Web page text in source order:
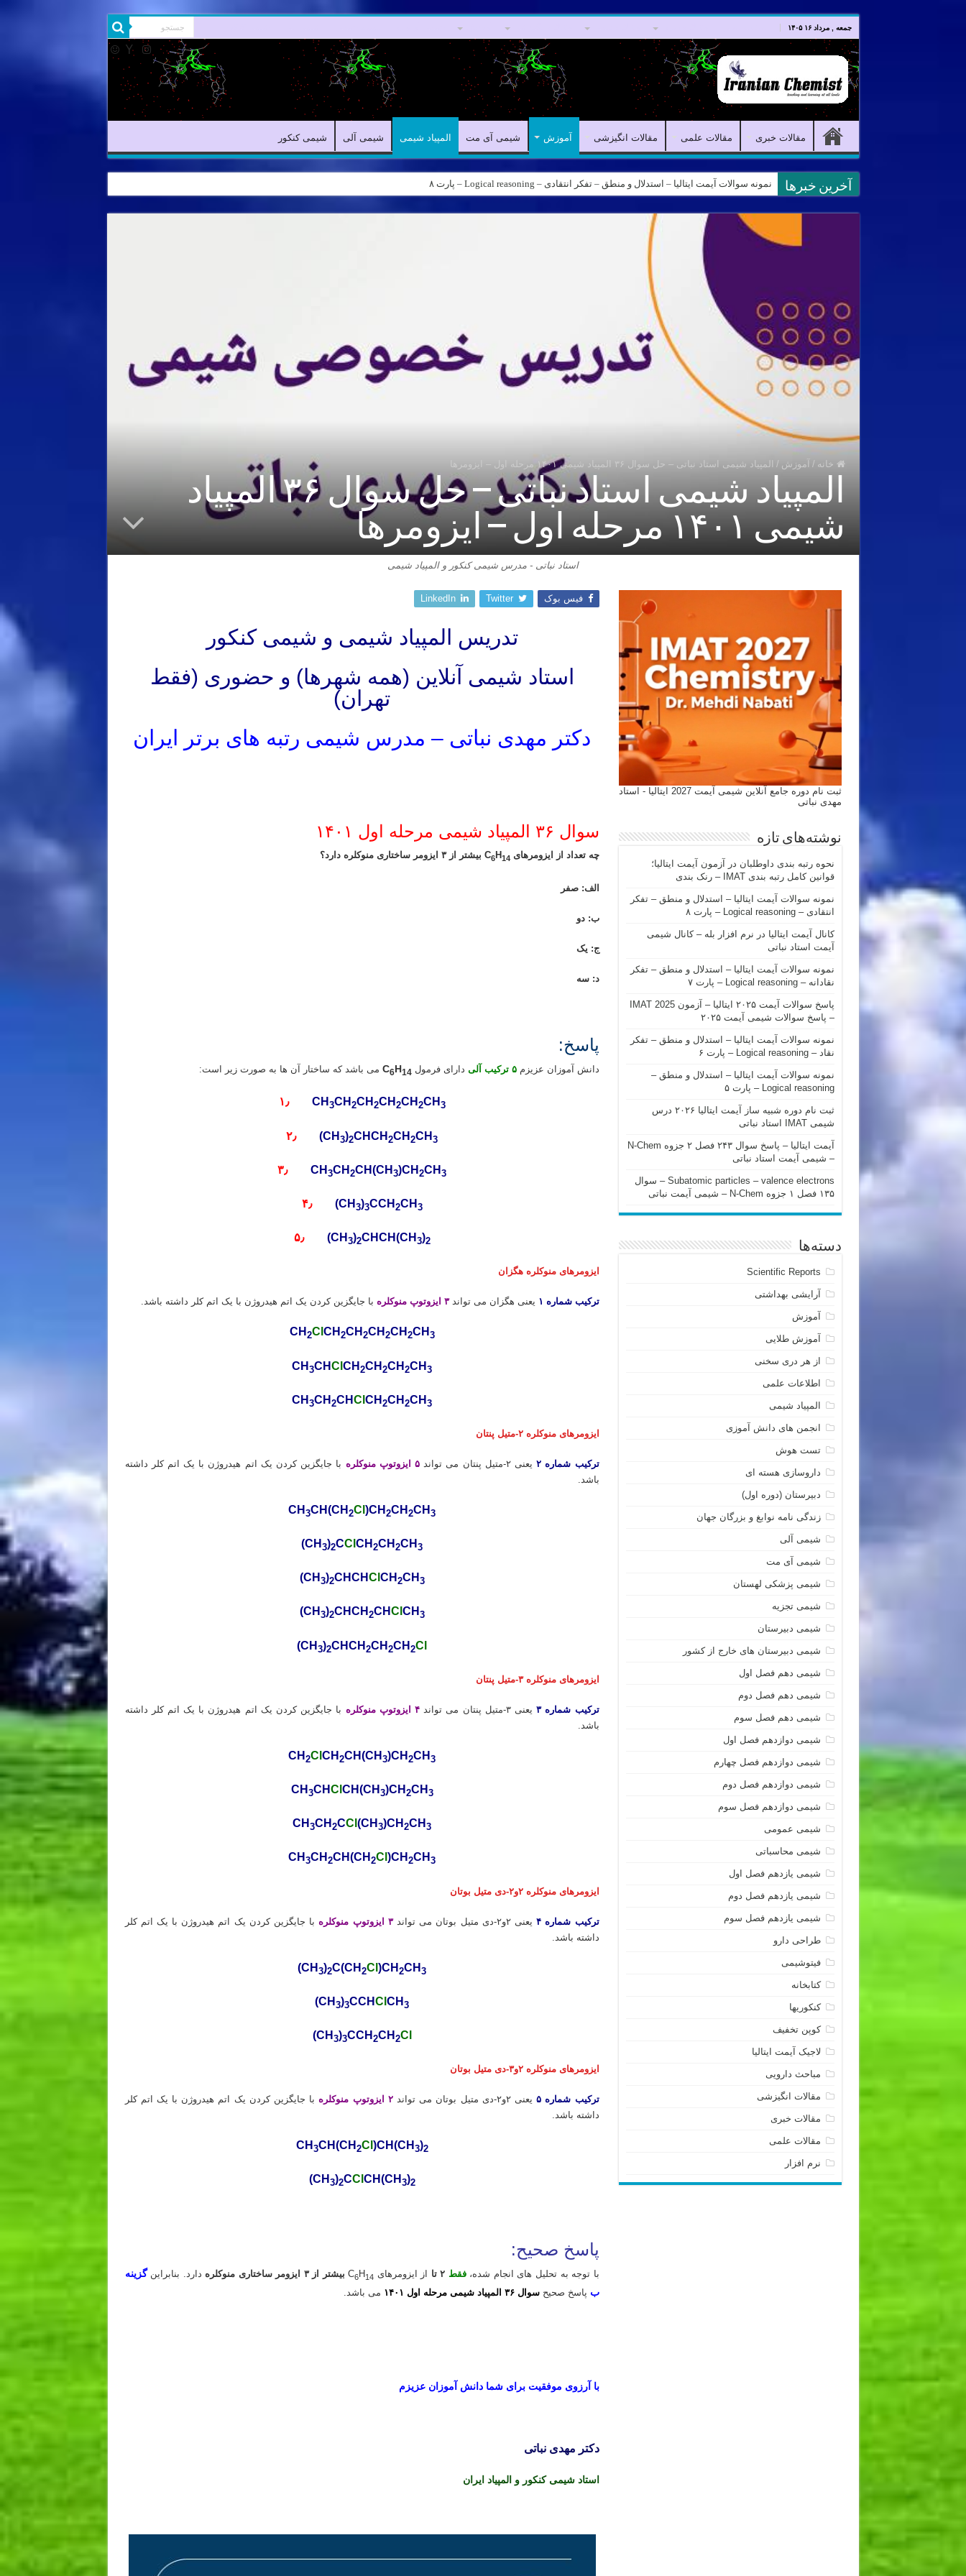
جمعه , مرداد ۱۶ ۱۴۰۵
مقالات خبری مقالات علمی مقالات انگیزشی آموزش شیمی آی مت المپیاد شیمی شیمی آلی شیمی کنکور
آخرین خبرها نمونه سوالات آیمت ایتالیا – استدلال و منطق – تفکر انتقادی – Logical reasoning – پارت ۸
کانال آیمت ایتالیا در نرم افزار بله – کانال شیمی آیمت استاد نباتی
خانه / آموزش / المپیاد شیمی استاد نباتی – حل سوال ۳۶ المپیاد شیمی ۱۴۰۱ مرحله اول – ایزومرها
المپیاد شیمی استاد نباتی – حل سوال ۳۶ المپیاد
شیمی ۱۴۰۱ مرحله اول – ایزومرها
استاد نباتی - مدرس شیمی کنکور و المپیاد شیمی
فیس بوک Twitter
LinkedIn
تدریس المپیاد شیمی و شیمی کنکور
استاد شیمی آنلاین (همه شهرها) و حضوری (فقط
تهران)
دکتر مهدی نباتی – مدرس شیمی رتبه های برتر ایران
سوال ۳۶ المپیاد شیمی مرحله اول ۱۴۰۱
چه تعداد از ایزومرهای C 6H14 بیشتر از ۳ ایزومر ساختاری منوکلره دارد؟
الف: صفر
ب: دو
ج: یک
د: سه
پاسخ:
دانش آموزان عزیزم۵ ترکیب آلی دارای فرمول C6H14 می باشد که ساختار آن ها به صورت زیر است:
۱٫CH 3CH 2CH 2CH 2CH 2CH 3
۲٫(CH 3)2CHCH 2CH 2CH 3
۳٫CH 3CH 2CH(CH 3)CH 2CH 3
۴٫(CH 3)3CCH 2CH 3
۵٫(CH 3)2CHCH(CH 3)2
ایزومرهای منوکلره هگزان
ترکیب شماره ۱ یعنی هگزان می تواند۳ ایزوتوپ منوکلره با جایگزین کردن یک اتم هیدروژن با یک اتم کلر داشته باشد.
CH 2Cl CH 2CH 2CH 2CH 2CH 3
CH 3CHCl CH 2CH 2CH 2CH 3
CH 3CH 2CHCl CH 2CH 2CH 3
ایزومرهای منوکلره ۲-متیل پنتان
ترکیب شماره ۲ یعنی ۲-متیل پنتان می تواند ۵ ایزوتوپ منوکلره
با جایگزین کردن یک اتم هیدروژن با یک اتم کلر داشته
باشد.
CH 3CH(CH 2Cl )CH 2CH 2CH 3
(CH 3)2CCl CH 2CH 2CH 3
(CH 3)2CHCHCl CH 2CH 3
(CH 3)2CHCH 2CHCl CH 3
(CH 3)2CHCH 2CH 2CH 2Cl
ایزومرهای منوکلره ۳-متیل پنتان
ترکیب شماره ۳ یعنی ۳-متیل پنتان می تواند ۴ ایزوتوپ منوکلره
با جایگزین کردن یک اتم هیدروژن با یک اتم کلر داشته
باشد.
CH 2Cl CH 2CH(CH 3)CH 2CH 3
CH 3CHCl CH(CH 3)CH 2CH 3
CH 3CH 2CCl (CH 3)CH 2CH 3
CH 3CH 2CH(CH 2Cl )CH 2CH 3
ایزومرهای منوکلره ۲و۲-دی متیل بوتان
ترکیب شماره ۴ یعنی ۲و۲-دی متیل بوتان می تواند ۳ ایزوتوپ منوکلره
با جایگزین کردن یک اتم هیدروژن با یک اتم کلر
داشته باشد.
(CH 3)2C(CH 2Cl )CH 2CH 3
(CH 3)3CCHCl CH 3
(CH 3)3CCH 2CH 2Cl
ایزومرهای منوکلره ۲و۳-دی متیل بوتان
ترکیب شماره ۵ یعنی ۲و۲-دی متیل بوتان می تواند ۲ ایزوتوپ منوکلره
با جایگزین کردن یک اتم هیدروژن با یک اتم کلر
داشته باشد.
CH 3CH(CH 2Cl )CH(CH 3)2
(CH 3)2CCl CH(CH 3)2
پاسخ صحیح:
با توجه به تحلیل های انجام شده،فقط از ایزومرهای C 6H14 بیشتر از ۳ ایزومر ساختاری منوکلره دارد. بنابراینگزینه
ب پاسخ صحیحسوال ۳۶ المپیاد شیمی مرحله اول ۱۴۰۱ می باشد.
با آرزوی موفقیت برای شما دانش آموزان عزیزم
دکتر مهدی نباتی
استاد شیمی کنکور و المپیاد ایران
ثبت نام دوره جامع آنلاین شیمی آیمت 2027 ایتالیا - استاد
مهدی نباتی
نوشته‌های تازه
نحوه رتبه بندی داوطلبان در آزمون آیمت ایتالیا؛
قوانین کامل رتبه بندی IMAT – رنک بندی
نمونه سوالات آیمت ایتالیا – استدلال و منطق – تفکر
انتقادی – Logical reasoning – پارت ۸
کانال آیمت ایتالیا در نرم افزار بله – کانال شیمی
آیمت استاد نباتی
نمونه سوالات آیمت ایتالیا – استدلال و منطق – تفکر
نقادانه – Logical reasoning – پارت ۷
پاسخ سوالات آیمت ۲۰۲۵ ایتالیا – آزمون IMAT 2025
– پاسخ سوالات شیمی آیمت ۲۰۲۵
نمونه سوالات آیمت ایتالیا – استدلال و منطق – تفکر
نقاد – Logical reasoning – پارت ۶
نمونه سوالات آیمت ایتالیا – استدلال و منطق –
Logical reasoning – پارت ۵
ثبت نام دوره شبیه ساز آیمت ایتالیا ۲۰۲۶ درس
شیمی IMAT استاد نباتی
آیمت ایتالیا – پاسخ سوال ۲۴۳ فصل ۲ جزوه N-Chem
– شیمی آیمت استاد نباتی
Subatomic particles – valence electrons – سوال
۱۳۵ فصل ۱ جزوه N-Chem – شیمی آیمت نباتی
دسته‌ها
Scientific Reports
آرایشی بهداشتی
آموزش
آموزش طلایی
از هر دری سخنی
اطلاعات علمی
المپیاد شیمی
انجمن های دانش آموزی
تست هوش
داروسازی هسته ای
دبیرستان (دوره اول)
زندگی نامه نوابغ و بزرگان جهان
شیمی آلی
شیمی آی مت
شیمی پزشکی لهستان
شیمی تجزیه
شیمی دبیرستان
شیمی دبیرستان های خارج از کشور
شیمی دهم فصل اول
شیمی دهم فصل دوم
شیمی دهم فصل سوم
شیمی دوازدهم فصل اول
شیمی دوازدهم فصل چهارم
شیمی دوازدهم فصل دوم
شیمی دوازدهم فصل سوم
شیمی عمومی
شیمی محاسباتی
شیمی یازدهم فصل اول
شیمی یازدهم فصل دوم
شیمی یازدهم فصل سوم
طراحی دارو
فیتوشیمی
کتابخانه
کنکوریها
کوپن تخفیف
لاجیک آیمت ایتالیا
مباحث دارویی
مقالات انگیزشی
مقالات خبری
مقالات علمی
نرم افزار